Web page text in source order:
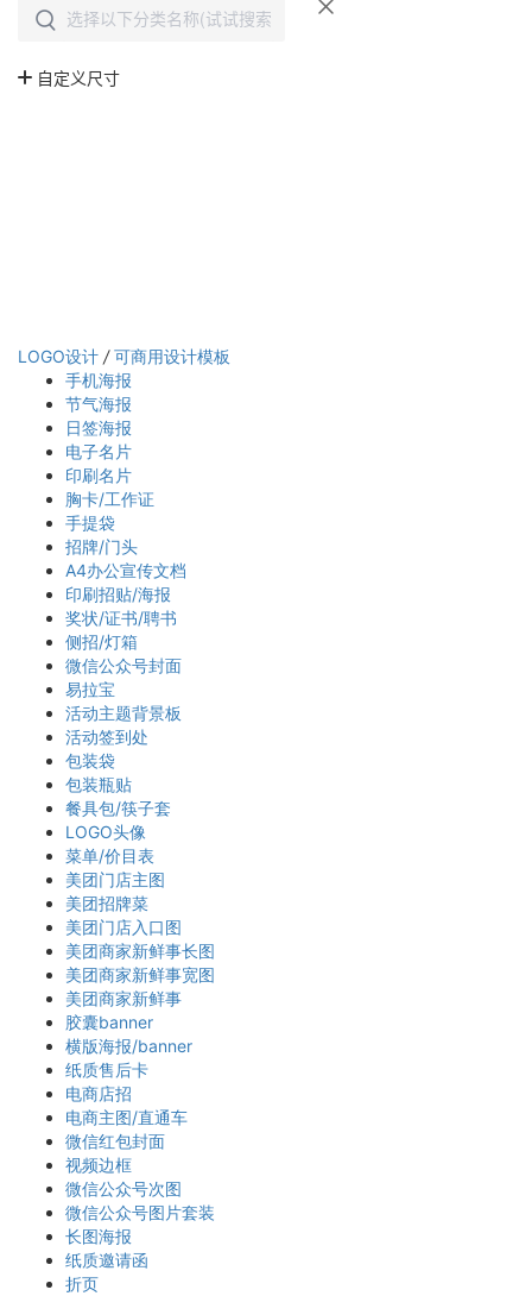
LOGO设计 / 可商用设计模板
手机海报
节气海报
日签海报
电子名片
印刷名片
胸卡/工作证
手提袋
招牌/门头
A4办公宣传文档
印刷招贴/海报
奖状/证书/聘书
侧招/灯箱
微信公众号封面
易拉宝
活动主题背景板
活动签到处
包装袋
包装瓶贴
餐具包/筷子套
LOGO头像
菜单/价目表
美团门店主图
美团招牌菜
美团门店入口图
美团商家新鲜事长图
美团商家新鲜事宽图
美团商家新鲜事
胶囊banner
横版海报/banner
纸质售后卡
电商店招
电商主图/直通车
微信红包封面
视频边框
微信公众号次图
微信公众号图片套装
长图海报
纸质邀请函
折页